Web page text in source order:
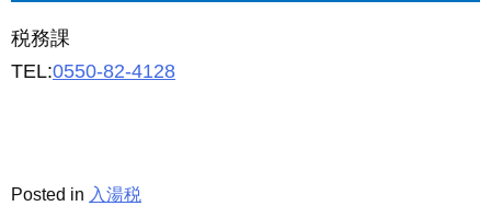
税務課
TEL:0550-82-4128
Posted in 入湯税